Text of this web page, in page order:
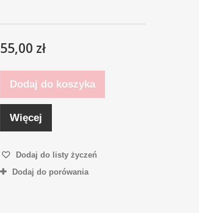
55,00 zł
Dodaj do koszyka
Więcej
Dodaj do listy życzeń
Dodaj do porówania